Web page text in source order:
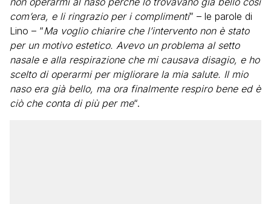
com’era, e li ringrazio per i complimenti” – le parole di
Lino – “Ma voglio chiarire che l’intervento non è stato
per un motivo estetico. Avevo un problema al setto
nasale e alla respirazione che mi causava disagio, e ho
scelto di operarmi per migliorare la mia salute. Il mio
naso era già bello, ma ora finalmente respiro bene ed è
ciò che conta di più per me“.